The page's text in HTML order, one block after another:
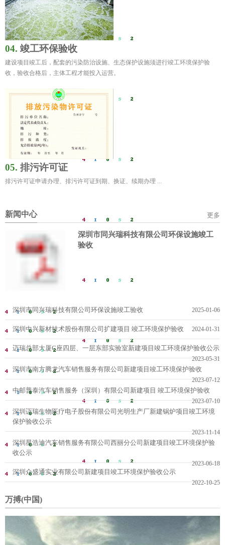
04. 竣工环保验收
建设项目竣工后，配套的污染防治设施、生态保护设施须进行竣工环境保护验
收，验收合格后，主体工程才能投入运营。
05. 排污许可证
排污许可证申请办理、排污许可证到期、换证、续期办理 ...
更多
新闻中心
深圳市同兴瑞科技有限公司环保设施竣工
验收
深圳市同兴瑞科技有限公司环保设施竣工验收 2025-01-06
深圳中兴新材技术股份有限公司扩建项目 竣工环境保护验收 2024-01-31
迈瑞总部大厦C座四层、一层东部实验室新建项目竣工环境保护验收公示
2023-05-31
深圳市南方腾龙汽车销售服务有限公司新建项目竣工环境保护验收
2023-07-12
中邮普泰汽车销售服务（深圳）有限公司新建项目 竣工环境保护验收
2023-07-10
深圳迈瑞生物医疗电子股份有限公司光明生产厂新建锅炉项目竣工环境
保护验收公示
2023-11-14
深圳星浩迪汽车销售服务有限公司西丽分公司新建项目竣工环境保护验
收公示
2023-06-18
深圳众盛通实业有限公司新建项目竣工环境保护验收公示
2022-10-25
万搏(中国)